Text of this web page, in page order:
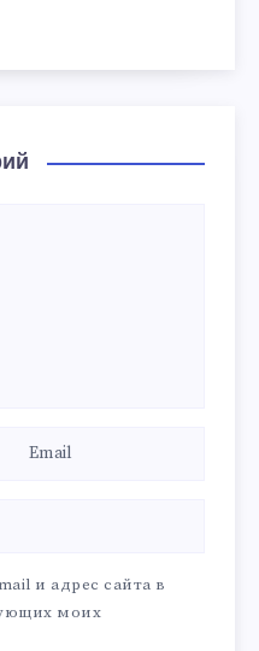
и адрес сайта в
моих